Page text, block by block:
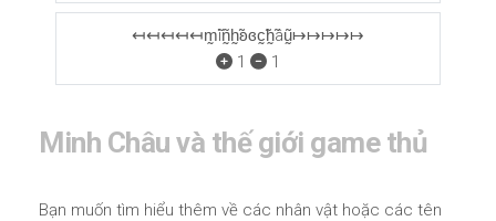
↤↤↤↤↤m̰̃ìñ̰h̰̃ʚɞc̰̃h̰̃âṵ̃↦↦↦↦↦
1
1
Minh Châu và thế giới game thủ
Bạn muốn tìm hiểu thêm về các nhân vật hoặc các tên